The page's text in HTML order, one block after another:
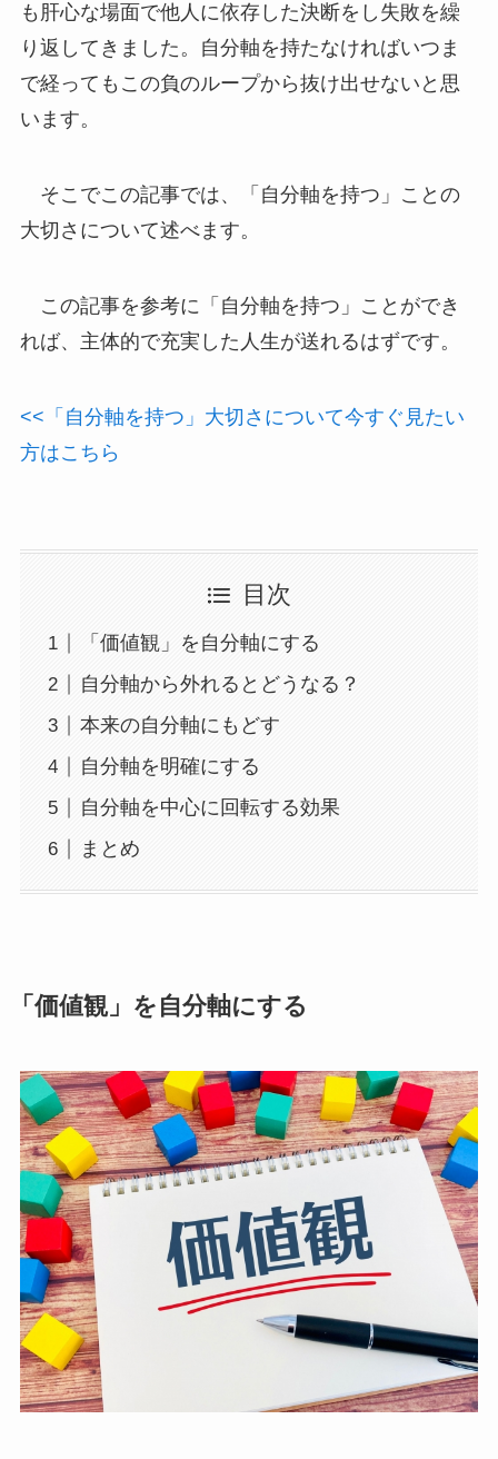
も肝心な場面で他人に依存した決断をし失敗を繰
り返してきました。自分軸を持たなければいつま
で経ってもこの負のループから抜け出せないと思
います。
そこでこの記事では、「自分軸を持つ」ことの
大切さについて述べます。
この記事を参考に「自分軸を持つ」ことができ
れば、主体的で充実した人生が送れるはずです。
<<「自分軸を持つ」大切さについて今すぐ見たい
方はこちら
目次
「価値観」を自分軸にする
自分軸から外れるとどうなる？
本来の自分軸にもどす
自分軸を明確にする
自分軸を中心に回転する効果
まとめ
「 価値観」を自分軸にする